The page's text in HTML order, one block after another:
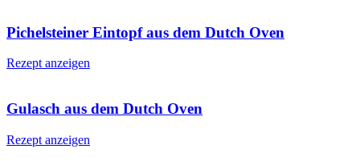
Pichelsteiner Eintopf aus dem Dutch Oven
Rezept anzeigen
Gulasch aus dem Dutch Oven
Rezept anzeigen